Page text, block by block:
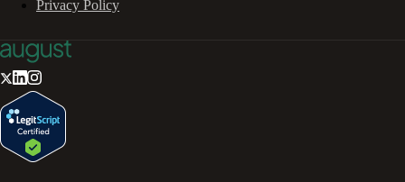
Privacy Policy